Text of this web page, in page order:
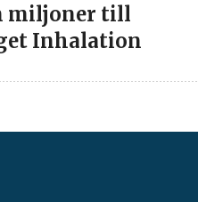
miljoner till
Inhalation